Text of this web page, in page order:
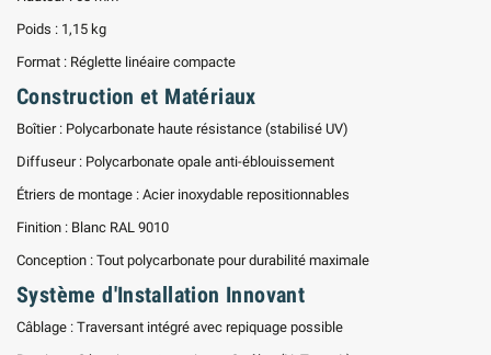
Poids : 1,15 kg
Format : Réglette linéaire compacte
Construction et Matériaux
Boîtier : Polycarbonate haute résistance (stabilisé UV)
Diffuseur : Polycarbonate opale anti-éblouissement
Étriers de montage : Acier inoxydable repositionnables
Finition : Blanc RAL 9010
Conception : Tout polycarbonate pour durabilité maximale
Système d'Installation Innovant
Câblage : Traversant intégré avec repiquage possible